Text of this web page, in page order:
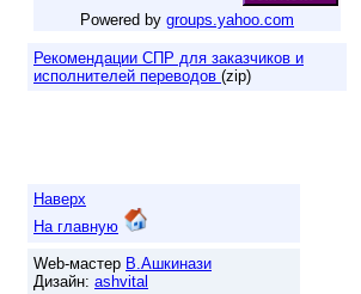
Powered by groups.yahoo.com
Рекомендации СПР для заказчиков и
исполнителей переводов (zip)
Наверх
На главную
Web-мастер В.Ашкинази
Дизайн: ashvital